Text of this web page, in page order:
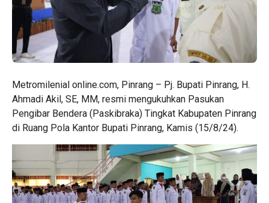
Metromilenial online.com, Pinrang – Pj. Bupati Pinrang, H.
Ahmadi Akil, SE, MM, resmi mengukuhkan Pasukan
Pengibar Bendera (Paskibraka) Tingkat Kabupaten Pinrang
di Ruang Pola Kantor Bupati Pinrang, Kamis (15/8/24).